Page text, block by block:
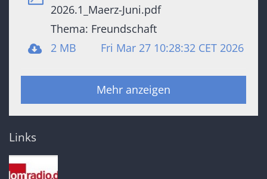
2026.1_Maerz-Juni.pdf
Thema: Freundschaft
2 MB
Fri Mar 27 10:28:32 CET 2026
Mehr anzeigen
Links